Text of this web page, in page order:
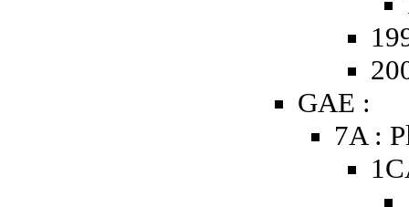
GAE :
7A :